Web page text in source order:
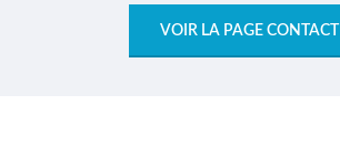
VOIR LA PAGE CONTACT